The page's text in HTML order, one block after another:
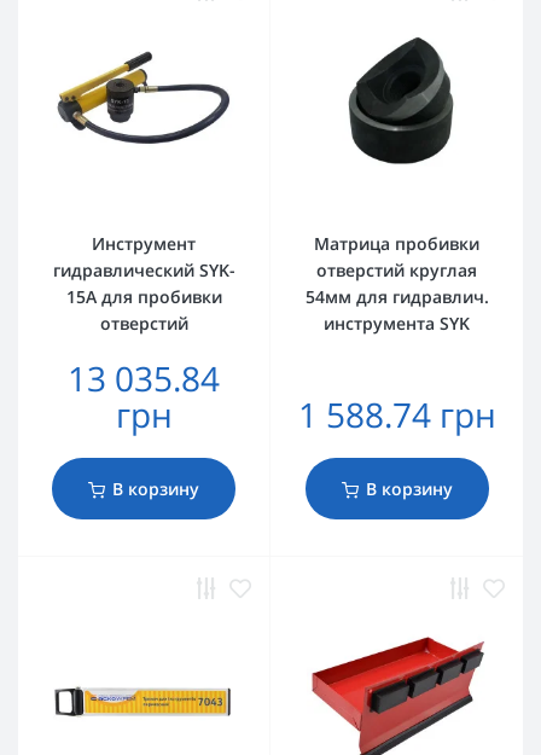
Инструмент
гидравлический SYK-
15А для пробивки
отверстий
13 035.84
грн
В корзину
Матрица пробивки
отверстий круглая
54мм для гидравлич.
инструмента SYK
1 588.74 грн
В корзину